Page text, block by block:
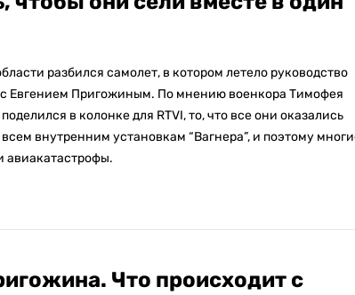
разбился самолет, в котором летело руководство
с Евгением Пригожиным. По мнению военкора Тимофея
в колонке для RTVI, то, что все они оказались
внутренним установкам “Вагнера”, и поэтому
авиакатастрофы.
Что происходит с